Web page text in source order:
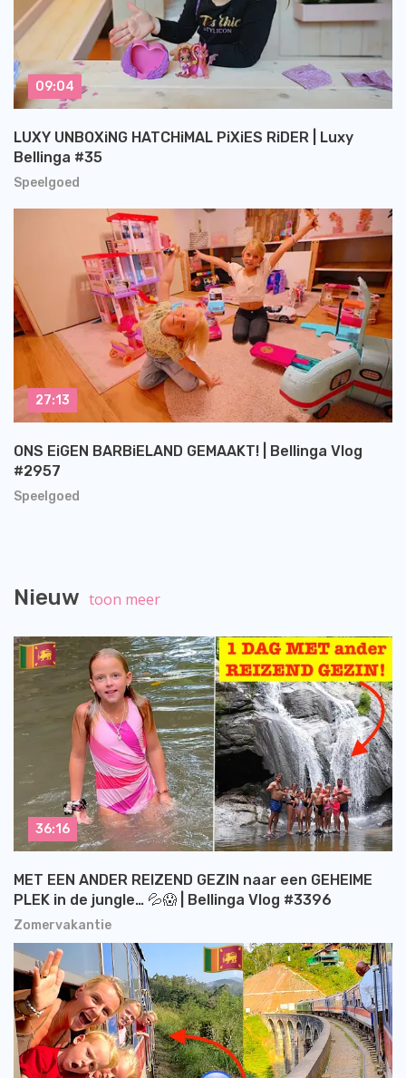
Speelgoed
LUXY UNBOXiNG HATCHiMAL PiXiES RiDER | Luxy
Bellinga #35
09:04
Speelgoed
ONS EiGEN BARBiELAND GEMAAKT! | Bellinga Vlog
#2957
27:13
Nieuw toon meer
Zomervakantie
MET EEN ANDER REIZEND GEZIN naar een GEHEIME
PLEK in de jungle… 💦😱 | Bellinga Vlog #3396
36:16